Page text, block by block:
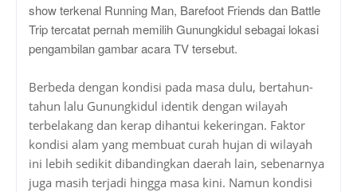
show terkenal Running Man, Barefoot Friends dan Battle
Trip tercatat pernah memilih Gunungkidul sebagai lokasi
pengambilan gambar acara TV tersebut.
Berbeda dengan kondisi pada masa dulu, bertahun-
tahun lalu Gunungkidul identik dengan wilayah
terbelakang dan kerap dihantui kekeringan. Faktor
kondisi alam yang membuat curah hujan di wilayah
ini lebih sedikit dibandingkan daerah lain, sebenarnya
juga masih terjadi hingga masa kini. Namun kondisi